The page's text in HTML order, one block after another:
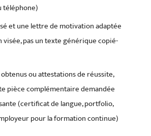
téléphone)
et une lettre de motivation adaptée
visée, pas un texte générique copié-
ou attestations de réussite,
pièce complémentaire demandée
(certificat de langue, portfolio,
pour la formation continue)